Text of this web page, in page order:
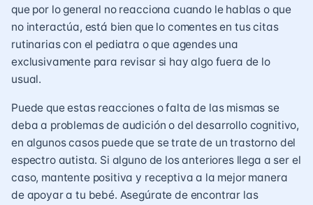
que por lo general no reacciona cuando le hablas o que
no interactúa, está bien que lo comentes en tus citas
rutinarias con el pediatra o que agendes una
exclusivamente para revisar si hay algo fuera de lo
usual.
Puede que estas reacciones o falta de las mismas se
deba a problemas de audición o del desarrollo cognitivo,
en algunos casos puede que se trate de un trastorno del
espectro autista. Si alguno de los anteriores llega a ser el
caso, mantente positiva y receptiva a la mejor manera
de apoyar a tu bebé. Asegúrate de encontrar las